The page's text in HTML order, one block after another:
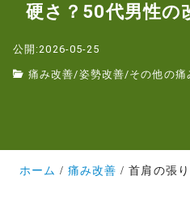
硬さ？50代男性の
公開:2026-05-25
痛み改善/姿勢改善/その他の痛
ホーム 痛み改善 首肩の張り・偏頭